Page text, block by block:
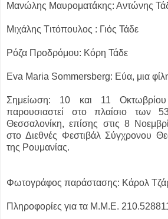
Μανώλης Μαυροματάκης: Αντώνης
Μιχάλης Tιτόπουλος : Γιός Τάδε
Ρόζα Προδρόμου: Κόρη Τάδε
Eva Maria Sommersberg: Εύα, μια
Σημείωση: 10 και 11
παρουσιαστεί στο πλαίσιο των
Θεσσαλονίκη, επίσης στις 8
στο Διεθνές Φεστιβάλ Σύγχρονου
της Ρουμανίας.
Φωτογράφος παράστασης: Κάρολ
Πληροφορίες για τα Μ.Μ.Ε.